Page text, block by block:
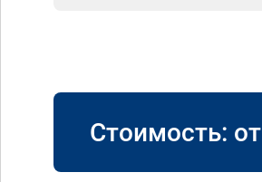
Стоимость: от